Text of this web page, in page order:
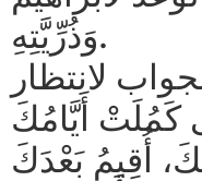
وَذُرِّيَّتِهِ.
لانتظار
كَمُلَتْ أَيَّامُكَ
أُقِيمُ بَعْدَكَ